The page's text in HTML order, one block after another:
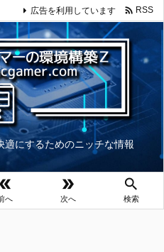
にするためのニッチな情報

へ

次へ

検索
広告を利用しています  RSS